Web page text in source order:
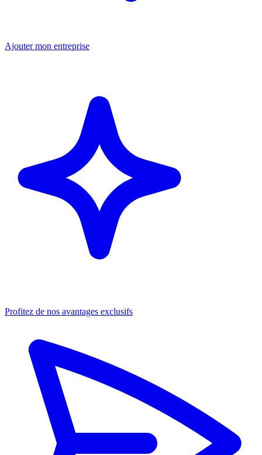
Ajouter mon entreprise
Profitez de nos avantages exclusifs